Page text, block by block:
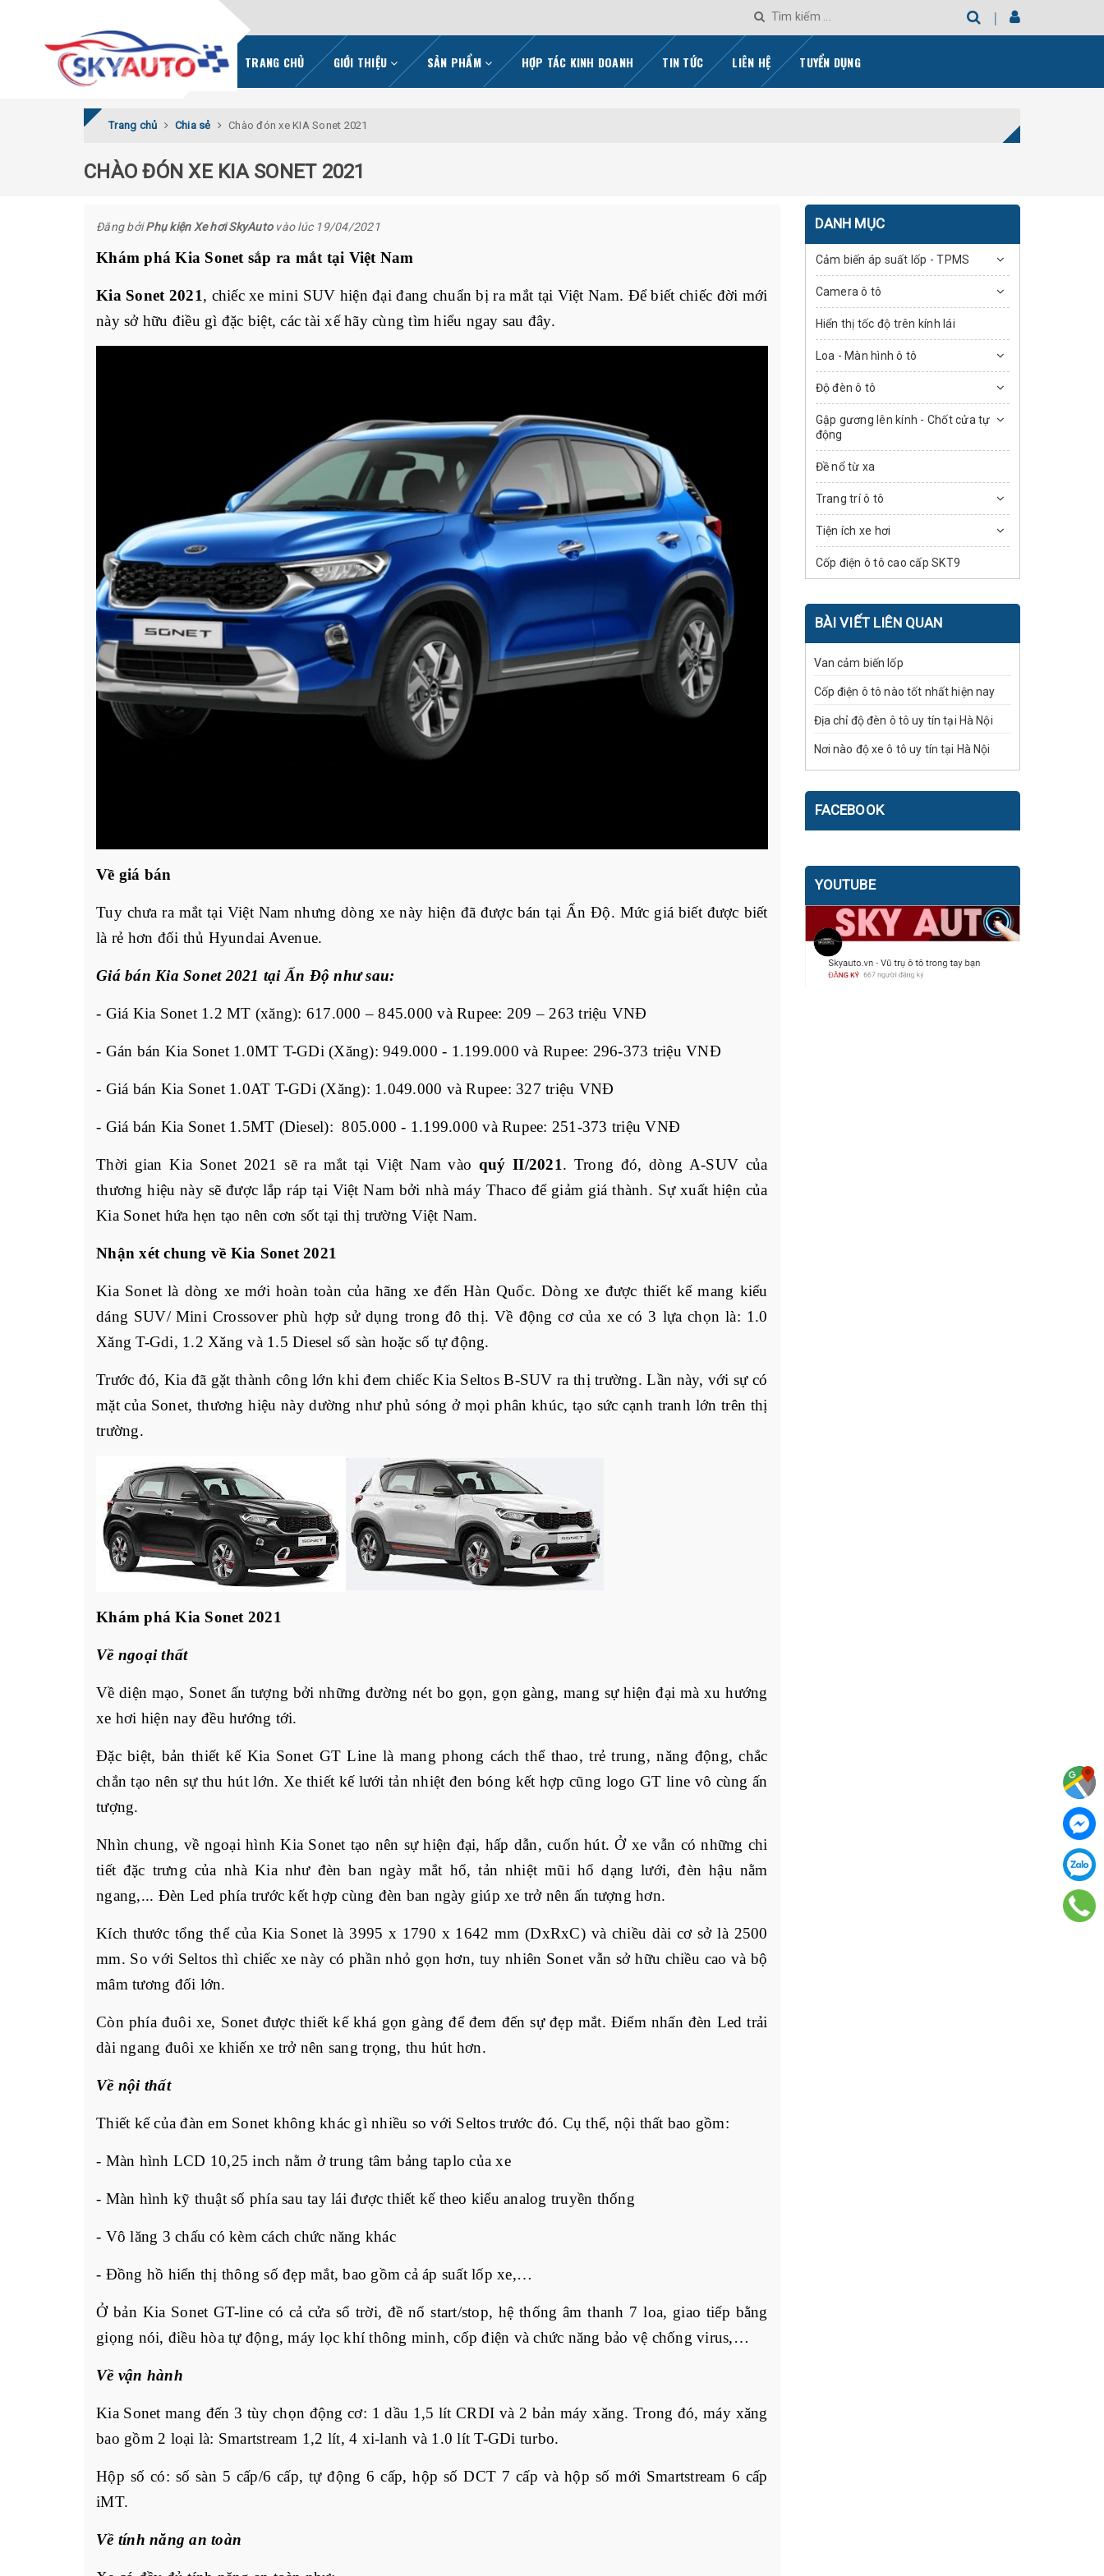
TRANG CHỦ GIỚI THIỆU SẢN PHẨM HỢP TÁC KINH DOANH TIN TỨC LIÊN HỆ TUYỂN DỤNG
Trang chủ Chia sẻ Chào đón xe KIA Sonet 2021
CHÀO ĐÓN XE KIA SONET 2021
Đăng bởiPhụ kiện Xe hơi SkyAutovào lúc 19/04/2021
Khám phá Kia Sonet sắp ra mắt tại Việt Nam
Kia Sonet 2021, chiếc xe mini SUV hiện đại đang chuẩn bị ra mắt tại Việt Nam. Để biết chiếc đời mới
này sở hữu điều gì đặc biệt, các tài xế hãy cùng tìm hiểu ngay sau đây.
Về giá bán
Tuy chưa ra mắt tại Việt Nam nhưng dòng xe này hiện đã được bán tại Ấn Độ. Mức giá biết được biết
là rẻ hơn đối thủ Hyundai Avenue.
Giá bán Kia Sonet 2021 tại Ấn Độ như sau:
- Giá Kia Sonet 1.2 MT (xăng): 617.000 – 845.000 và Rupee: 209 – 263 triệu VNĐ
- Gán bán Kia Sonet 1.0MT T-GDi (Xăng): 949.000 - 1.199.000 và Rupee: 296-373 triệu VNĐ
- Giá bán Kia Sonet 1.0AT T-GDi (Xăng): 1.049.000 và Rupee: 327 triệu VNĐ
- Giá bán Kia Sonet 1.5MT (Diesel): 805.000 - 1.199.000 và Rupee: 251-373 triệu VNĐ
Thời gian Kia Sonet 2021 sẽ ra mắt tại Việt Nam vào quý II/2021. Trong đó, dòng A-SUV của
thương hiệu này sẽ được lắp ráp tại Việt Nam bởi nhà máy Thaco để giảm giá thành. Sự xuất hiện của
Kia Sonet hứa hẹn tạo nên cơn sốt tại thị trường Việt Nam.
Nhận xét chung về Kia Sonet 2021
Kia Sonet là dòng xe mới hoàn toàn của hãng xe đến Hàn Quốc. Dòng xe được thiết kế mang kiểu
dáng SUV/ Mini Crossover phù hợp sử dụng trong đô thị. Về động cơ của xe có 3 lựa chọn là: 1.0
Xăng T-Gdi, 1.2 Xăng và 1.5 Diesel số sàn hoặc số tự động.
Trước đó, Kia đã gặt thành công lớn khi đem chiếc Kia Seltos B-SUV ra thị trường. Lần này, với sự có
mặt của Sonet, thương hiệu này dường như phủ sóng ở mọi phân khúc, tạo sức cạnh tranh lớn trên thị
trường.
Khám phá Kia Sonet 2021
Về ngoại thất
Về diện mạo, Sonet ấn tượng bởi những đường nét bo gọn, gọn gàng, mang sự hiện đại mà xu hướng
xe hơi hiện nay đều hướng tới.
Đặc biệt, bản thiết kế Kia Sonet GT Line là mang phong cách thể thao, trẻ trung, năng động, chắc
chắn tạo nên sự thu hút lớn. Xe thiết kế lưới tản nhiệt đen bóng kết hợp cũng logo GT line vô cùng ấn
tượng.
Nhìn chung, về ngoại hình Kia Sonet tạo nên sự hiện đại, hấp dẫn, cuốn hút. Ở xe vẫn có những chi
tiết đặc trưng của nhà Kia như đèn ban ngày mắt hổ, tản nhiệt mũi hổ dạng lưới, đèn hậu nằm
ngang,... Đèn Led phía trước kết hợp cùng đèn ban ngày giúp xe trở nên ấn tượng hơn.
Kích thước tổng thể của Kia Sonet là 3995 x 1790 x 1642 mm (DxRxC) và chiều dài cơ sở là 2500
mm. So với Seltos thì chiếc xe này có phần nhỏ gọn hơn, tuy nhiên Sonet vẫn sở hữu chiều cao và bộ
mâm tương đối lớn.
Còn phía đuôi xe, Sonet được thiết kế khá gọn gàng để đem đến sự đẹp mắt. Điểm nhấn đèn Led trải
dài ngang đuôi xe khiến xe trở nên sang trọng, thu hút hơn.
Về nội thất
Thiết kế của đàn em Sonet không khác gì nhiều so với Seltos trước đó. Cụ thể, nội thất bao gồm:
- Màn hình LCD 10,25 inch nằm ở trung tâm bảng taplo của xe
- Màn hình kỹ thuật số phía sau tay lái được thiết kế theo kiểu analog truyền thống
- Vô lăng 3 chấu có kèm cách chức năng khác
- Đồng hồ hiển thị thông số đẹp mắt, bao gồm cả áp suất lốp xe,…
Ở bản Kia Sonet GT-line có cả cửa sổ trời, đề nổ start/stop, hệ thống âm thanh 7 loa, giao tiếp bằng
giọng nói, điều hòa tự động, máy lọc khí thông minh, cốp điện và chức năng bảo vệ chống virus,…
Về vận hành
Kia Sonet mang đến 3 tùy chọn động cơ: 1 dầu 1,5 lít CRDI và 2 bản máy xăng. Trong đó, máy xăng
bao gồm 2 loại là: Smartstream 1,2 lít, 4 xi-lanh và 1.0 lít T-GDi turbo.
Hộp số có: số sàn 5 cấp/6 cấp, tự động 6 cấp, hộp số DCT 7 cấp và hộp số mới Smartstream 6 cấp
iMT.
Về tính năng an toàn
DANH MỤC
Cảm biến áp suất lốp - TPMS
Camera ô tô
Hiển thị tốc độ trên kính lái
Loa - Màn hình ô tô
Độ đèn ô tô
Gập gương lên kính - Chốt cửa tự
động
Đề nổ từ xa
Trang trí ô tô
Tiện ích xe hơi
Cốp điện ô tô cao cấp SKT9
BÀI VIẾT LIÊN QUAN
Van cảm biến lốp
Cốp điện ô tô nào tốt nhất hiện nay
Địa chỉ độ đèn ô tô uy tín tại Hà Nội
Nơi nào độ xe ô tô uy tín tại Hà Nội
FACEBOOK
YOUTUBE